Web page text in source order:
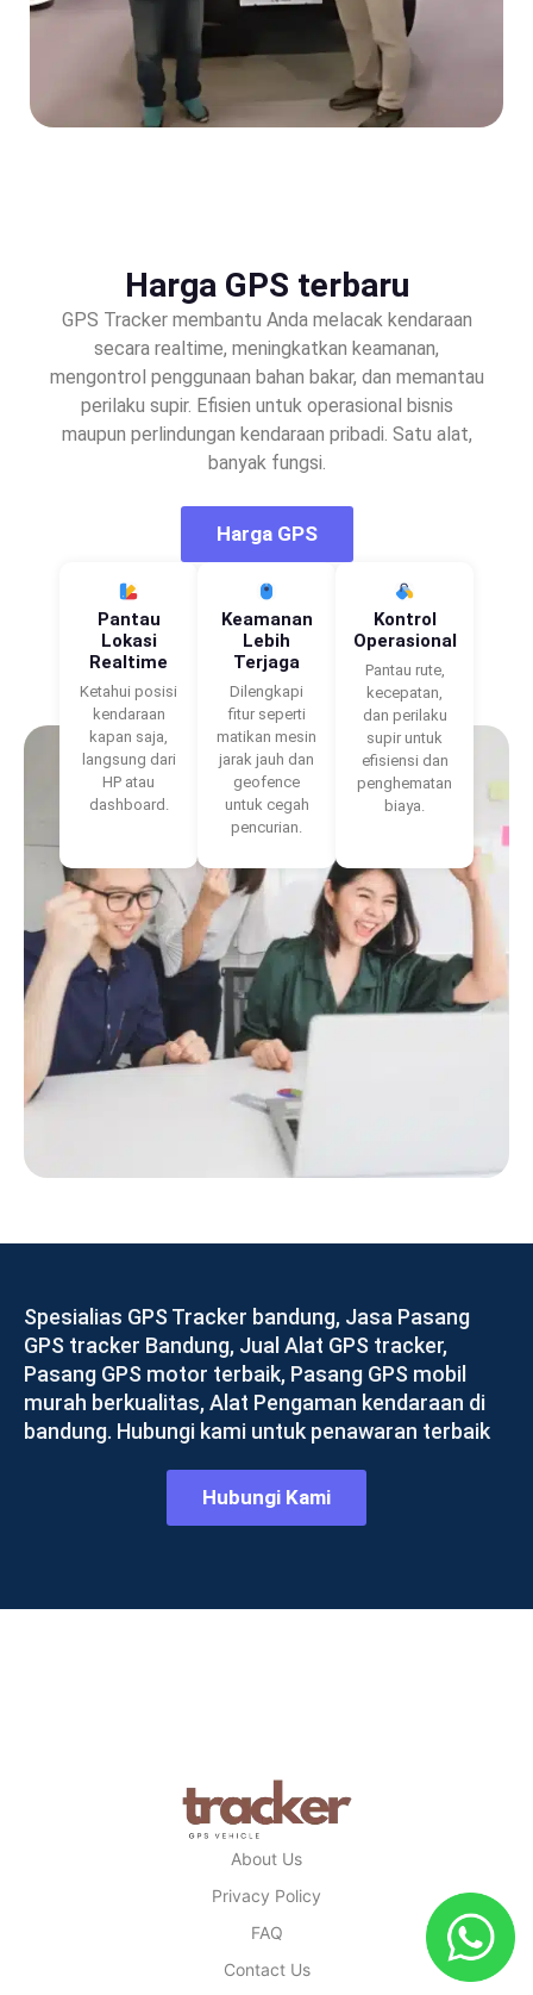
Harga GPS terbaru
GPS Tracker membantu Anda melacak kendaraan
secara realtime, meningkatkan keamanan,
mengontrol penggunaan bahan bakar, dan memantau
perilaku supir. Efisien untuk operasional bisnis
maupun perlindungan kendaraan pribadi. Satu alat,
banyak fungsi.
Harga GPS
Pantau
Lokasi
Realtime
Ketahui posisi
kendaraan
kapan saja,
langsung dari
HP atau
dashboard.
Keamanan
Lebih
Terjaga
Dilengkapi
fitur seperti
matikan mesin
jarak jauh dan
geofence
untuk cegah
pencurian.
Kontrol
Operasional
Pantau rute,
kecepatan,
dan perilaku
supir untuk
efisiensi dan
penghematan
biaya.
Spesialias GPS Tracker bandung, Jasa Pasang
GPS tracker Bandung, Jual Alat GPS tracker,
Pasang GPS motor terbaik, Pasang GPS mobil
murah berkualitas, Alat Pengaman kendaraan di
bandung. Hubungi kami untuk penawaran terbaik
Hubungi Kami
About Us
Privacy Policy
FAQ
Contact Us